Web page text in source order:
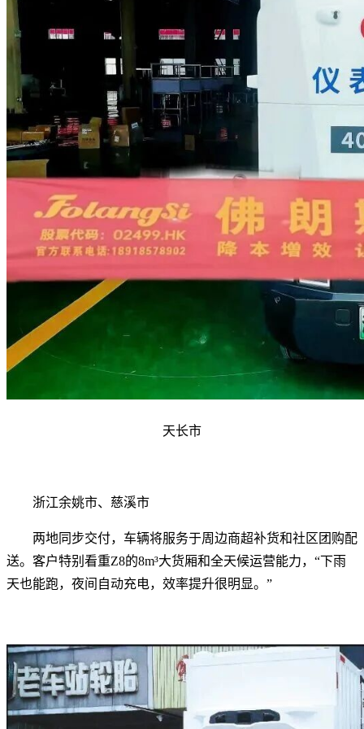
天长市
浙江余姚市、慈溪市
两地同步交付，车辆将服务于周边商超补货和社区团购配
送。客户特别看重Z8的8m³大货厢和全天候运营能力，“下雨
天也能跑，夜间自动充电，效率提升很明显。”